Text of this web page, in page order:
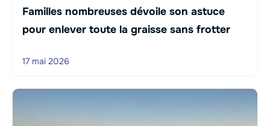
Familles nombreuses dévoile son astuce
pour enlever toute la graisse sans frotter
17 mai 2026